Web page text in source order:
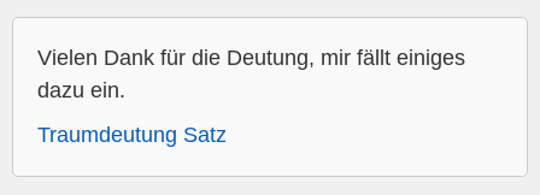
Vielen Dank für die Deutung, mir fällt einiges
dazu ein.
Traumdeutung Satz